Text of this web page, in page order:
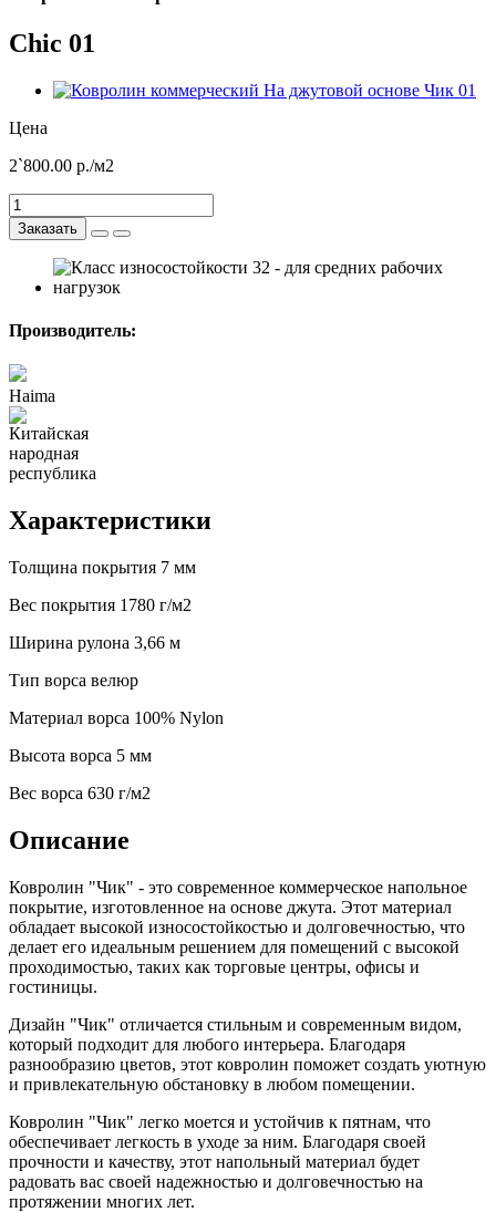
Chic 01
Цена
2`800.00 р./м2
Заказать
Производитель:
Haima
Характеристики
Толщина покрытия 7 мм
Вес покрытия 1780 г/м2
Ширина рулона 3,66 м
Тип ворса велюр
Материал ворса 100% Nylon
Высота ворса 5 мм
Веc ворса 630 г/м2
Описание
Ковролин "Чик" - это современное коммерческое напольное
покрытие, изготовленное на основе джута. Этот материал
обладает высокой износостойкостью и долговечностью, что
делает его идеальным решением для помещений с высокой
проходимостью, таких как торговые центры, офисы и
гостиницы.
Дизайн "Чик" отличается стильным и современным видом,
который подходит для любого интерьера. Благодаря
разнообразию цветов, этот ковролин поможет создать уютную
и привлекательную обстановку в любом помещении.
Ковролин "Чик" легко моется и устойчив к пятнам, что
обеспечивает легкость в уходе за ним. Благодаря своей
прочности и качеству, этот напольный материал будет
радовать вас своей надежностью и долговечностью на
протяжении многих лет.